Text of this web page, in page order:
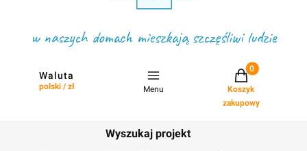
w naszych domach mieszkają szczęśliwi ludzie
Waluta
polski / zł Menu
Projekty w
Koszyk
zakupowy
Wyszukaj projekt